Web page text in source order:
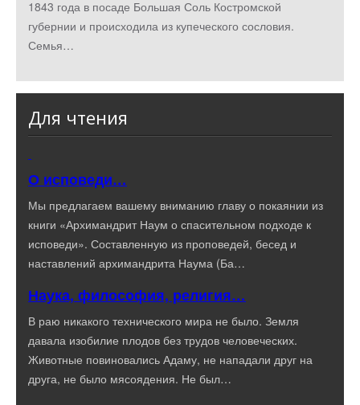
1843 года в посаде Большая Соль Костромской
губернии и происходила из купеческого сословия.
Семья…
Для чтения
О исповеди…
Мы предлагаем вашему вниманию главу о покаянии из
книги «Архимандрит Наум о спасительном подходе к
исповеди». Составленную из проповедей, бесед и
наставлений архимандрита Наума (Ба…
Наука, философия, религия…
В раю никакого технического мира не было. Земля
давала изобилие плодов без трудов человеческих.
Животные повиновались Адаму, не нападали друг на
друга, не было мясоядения. Не был…